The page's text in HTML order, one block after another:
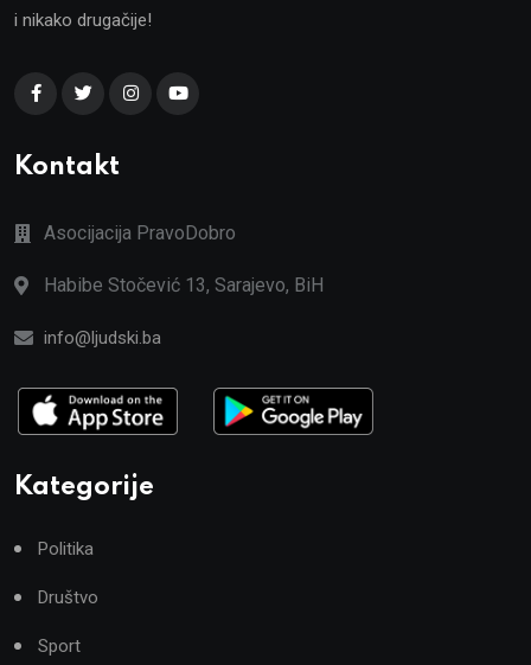
i nikako drugačije!
Kontakt
Asocijacija PravoDobro
Habibe Stočević 13, Sarajevo, BiH
info@ljudski.ba
Kategorije
Politika
Društvo
Sport